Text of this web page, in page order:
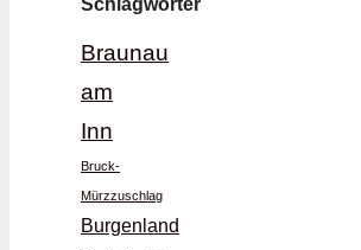
Schlagwörter
Braunau
am
Inn
Bruck-
Mürzzuschlag
Burgenland